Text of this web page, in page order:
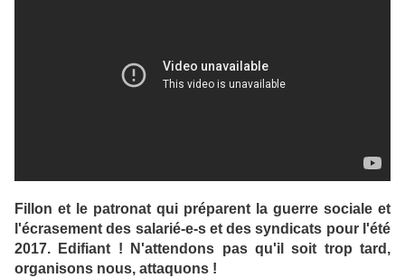
Fillon et le patronat qui préparent la guerre sociale et
l'écrasement des salarié-e-s et des syndicats pour l'été
2017. Edifiant ! N'attendons pas qu'il soit trop tard,
organisons nous, attaquons !